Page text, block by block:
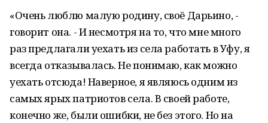
«Очень люблю малую родину, своё Дарьино, -
говорит она. - И несмотря на то, что мне много
раз предлагали уехать из села работать в Уфу, я
всегда отказывалась. Не понимаю, как можно
уехать отсюда! Наверное, я являюсь одним из
самых ярых патриотов села. В своей работе,
конечно же, были ошибки, не без этого. Но на